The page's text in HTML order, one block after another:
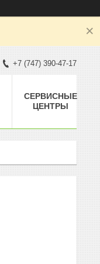
+7 (747) 390-47-17
СЕРВИСНЫЕ
ЦЕНТРЫ